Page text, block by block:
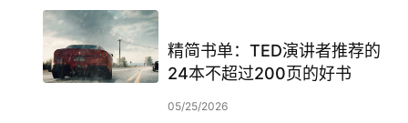
精简书单：TED演讲者推荐的
24本不超过200页的好书
05/25/2026